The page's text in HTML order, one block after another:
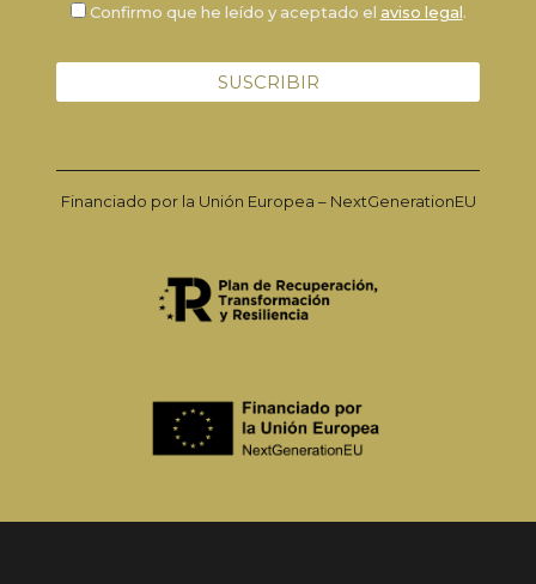
Confirmo que he leído y aceptado el aviso legal.
Financiado por la Unión Europea – NextGenerationEU